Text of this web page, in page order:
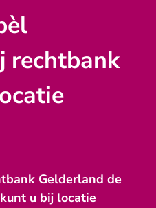
rechtbank
Gelderland de
u bij locatie